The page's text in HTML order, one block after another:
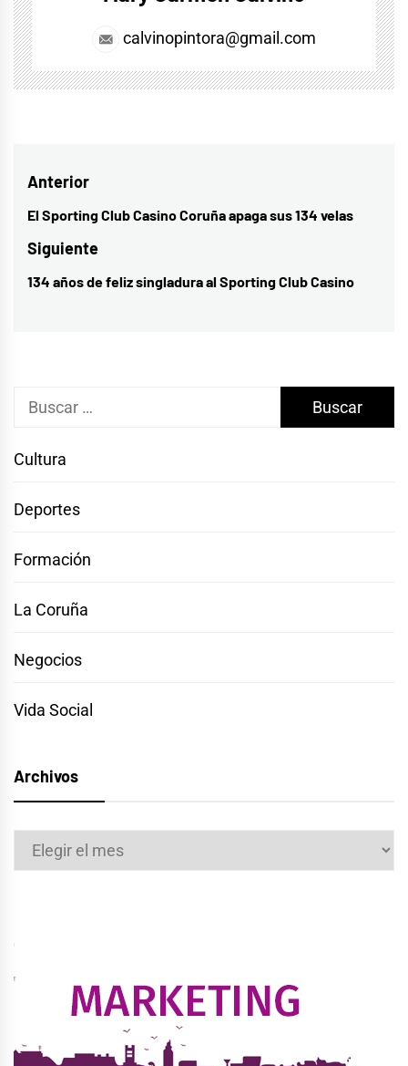
calvinopintora@gmail.com
Navegación
de
entradas
Anterior
Entrada
anterior:
El Sporting Club Casino Coruña apaga sus 134 velas
Siguiente
Entrada
134 años de feliz singladura al Sporting Club Casino
Buscar:
Cultura
Deportes
Formación
La Coruña
Negocios
Vida Social
Archivos
Archivos